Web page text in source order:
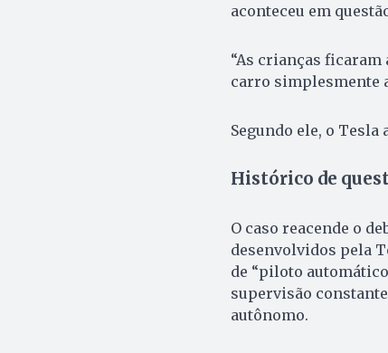
aconteceu em
“As crianças
carro simplesmente
Segundo ele, o
Histórico de
O caso reacende o
desenvolvidos pela
de “piloto
supervisão
autônomo.